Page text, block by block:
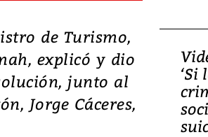
de Turismo,
explicó y dio
junto al
Jorge Cáceres,
Japón: Terremoto
y graves
en Kumamoto
‘Si